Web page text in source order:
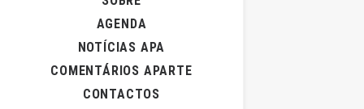
AGENDA
NOTÍCIAS APA
COMENTÁRIOS APARTE
CONTACTOS